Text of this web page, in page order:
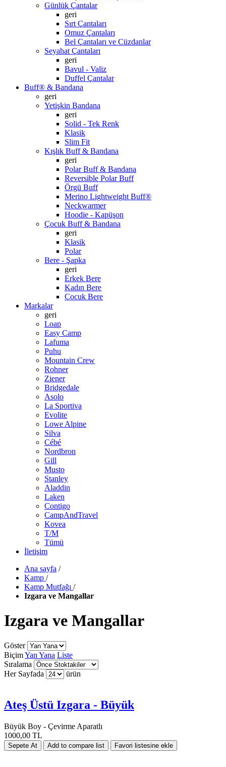
Günlük Çantalar
geri
Sırt Çantaları
Omuz Çantaları
Bel Çantaları ve Cüzdanlar
Seyahat Çantaları
geri
Bavul - Valiz
Duffel Çantalar
Buff® & Bandana
geri
Yetişkin Bandana
geri
Solid - Tek Renk
Klasik
Slim Fit
Kışlık Buff & Bandana
geri
Polar Buff & Bandana
Reversible Polar Buff
Örgü Buff
Merino Lightweight Buff®
Neckwarmer
Hoodie - Kapüşon
Çocuk Buff & Bandana
geri
Klasik
Polar
Bere - Şapka
geri
Erkek Bere
Kadın Bere
Çocuk Bere
Markalar
geri
Loap
Easy Camp
Lafuma
Puhu
Mountain Crew
Rohner
Ziener
Bridgedale
Asolo
La Sportiva
Evolite
Lowe Alpine
Silva
Cébé
Nordbron
Gill
Musto
Stanley
Aladdin
Laken
Contigo
CampAndTravel
Kovea
T/M
Tümü
İletişim
Ana sayfa /
Kamp /
Kamp Mutfağı /
Izgara ve Mangallar
Izgara ve Mangallar
Göster
BiçimYan Yana Liste
Sıralama
Her Sayfada
ürün
Ateş Üstü Izgara - Büyük
Büyük Boy - Çevirme Aparatlı
1000,00 TL